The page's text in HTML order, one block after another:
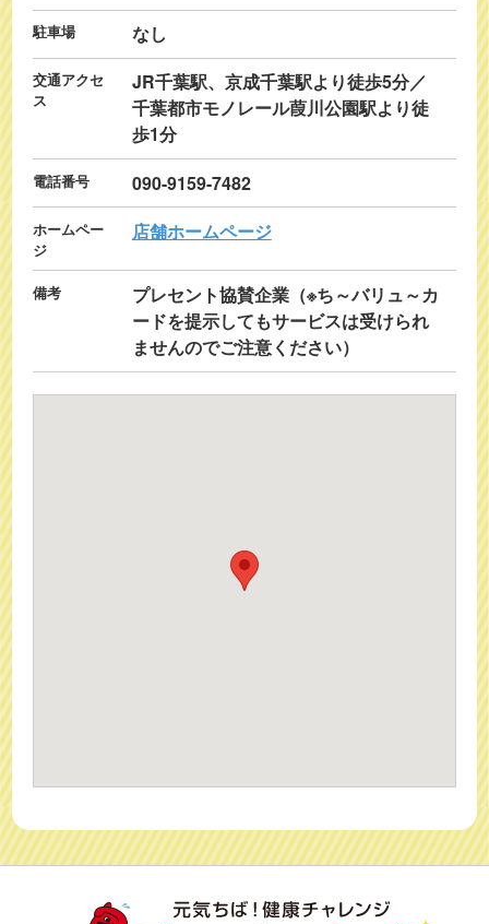
駐車場 なし
交通アクセ
ス
JR千葉駅、京成千葉駅より徒歩5分／
千葉都市モノレール葭川公園駅より徒
歩1分
電話番号 090-9159-7482
ホームペー
ジ
店舗ホームページ
備考
プレセント協賛企業（※ち～バリュ～カ
ードを提示してもサービスは受けられ
ませんのでご注意ください）